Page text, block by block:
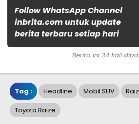
Follow WhatsApp Channel
inbrita.com untuk update
berita terbaru setiap hari
Berita ini 34 kali
Tag : Headline Mobil SUV
Toyota Raize